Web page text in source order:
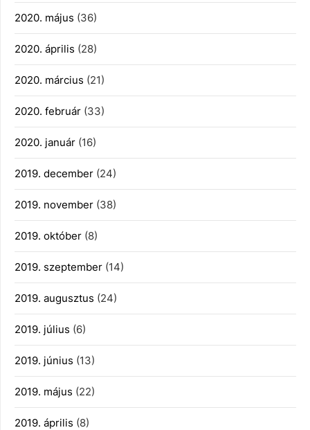
2020. május (36)
2020. április (28)
2020. március (21)
2020. február (33)
2020. január (16)
2019. december (24)
2019. november (38)
2019. október (8)
2019. szeptember (14)
2019. augusztus (24)
2019. július (6)
2019. június (13)
2019. május (22)
2019. április (8)